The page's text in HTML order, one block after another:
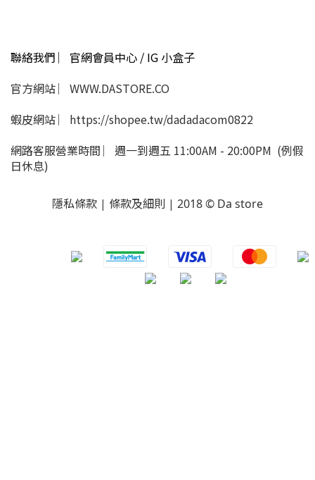
聯絡我們 ︳官網會員中心 / IG 小盒子
官方網站 ︳WWW.DASTORE.CO
蝦皮網站 ︳https://shopee.tw/dadadacom0822
網路客服營業時間 ︳週一到週五 11:00AM - 20:00PM (例假
日休息)
隱私條款 | 條款及細則 | 2018 © Da store